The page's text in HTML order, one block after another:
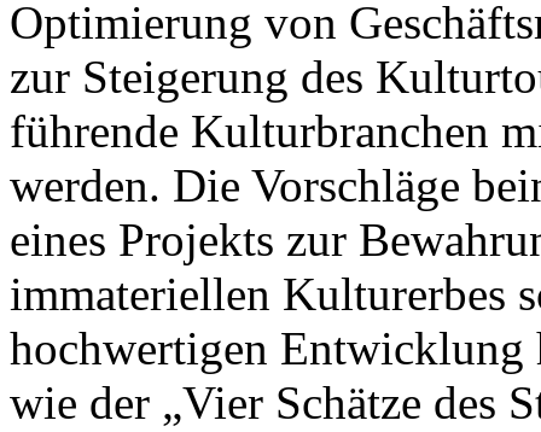
Optimierung von
zur Steigerung des
führende Kulturbranchen
werden. Die Vorschläge
eines Projekts zur
immateriellen Kulturerbes
hochwertigen Entwicklung
wie der „Vier Schätze des